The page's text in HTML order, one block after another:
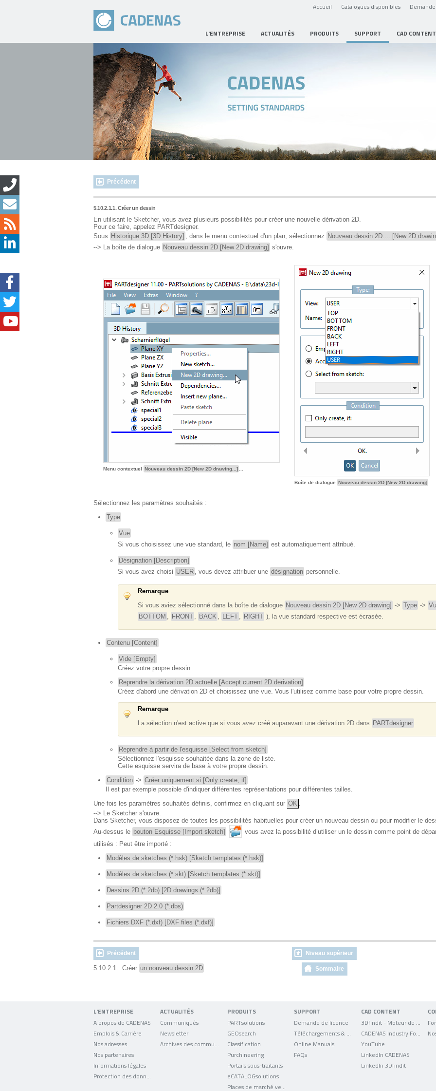
Accueil Catalogues disponibles
L'ENTREPRISE ACTUALITÉS PRODUITS SUPPORT CAD CONTENT
Précédent
5.10.2.1.1. Créer un dessin
En utilisant le Sketcher, vous avez plusieurs possibilités pour créer une nouvelle dérivation 2D.
Pour ce faire, appelez PARTdesigner.
Sous Historique 3D [3D History] , dans le menu contextuel d'un plan, sélectionnez Nouveau dessin 2D.... [New 2D
--> La boîte de dialogue Nouveau dessin 2D [New 2D drawing] s'ouvre.
Menu contextuel Nouveau dessin 2D [New 2D drawing...]
Boîte de dialogue Nouveau dessin 2D [New 2D drawing]
Sélectionnez les paramètres souhaités :
Type
Vue
Si vous choisissez une vue standard, le nom [Name] est automatiquement attribué.
Désignation [Description]
Si vous avez choisi USER , vous devez attribuer une désignation personnelle.
Remarque
Si vous aviez sélectionné dans la boîte de dialogue Nouveau dessin 2D [New 2D drawing] -> Type ->
BOTTOM , FRONT , BACK , LEFT , RIGHT ), la vue standard respective est écrasée.
Contenu [Content]
Vide [Empty]
Créez votre propre dessin
Reprendre la dérivation 2D actuelle [Accept current 2D derivation]
Créez d'abord une dérivation 2D et choisissez une vue. Vous l'utilisez comme base pour votre propre dessin.
Remarque
La sélection n'est active que si vous avez créé auparavant une dérivation 2D dans PARTdesigner .
Reprendre à partir de l'esquisse [Select from sketch]
Sélectionnez l'esquisse souhaitée dans la zone de liste.
Cette esquisse servira de base à votre propre dessin.
Condition -> Créer uniquement si [Only create, if]
Il est par exemple possible d'indiquer différentes représentations pour différentes tailles.
Une fois les paramètres souhaités définis, confirmez en cliquant sur OK .
--> Le Sketcher s'ouvre.
Dans Sketcher, vous disposez de toutes les possibilités habituelles pour créer un nouveau dessin ou pour modifier le
Au-dessus le bouton Esquisse [Import sketch]
vous avez la possibilité d’utiliser un le dessin comme point de
utilisés : Peut être importé :
Modèles de sketches (*.hsk) [Sketch templates (*.hsk)]
Modèles de sketches (*.skt) [Sketch templates (*.skt)]
Dessins 2D (*.2db) [2D drawings (*.2db)]
Partdesigner 2D 2.0 (*.dbs)
Fichiers DXF (*.dxf) [DXF files (*.dxf)]
Précédent Niveau supérieur
5.10.2.1. Créer un nouveau dessin 2D Sommaire
L'ENTREPRISE
A propos de CADENAS
Emplois & Carrière
Nos adresses
Nos partenaires
Informations légales
ACTUALITÉS
Communiqués
Newsletter
PRODUITS
PARTsolutions
GEOsearch
Classification
Purchineering
Portails sous-traitants
eCATALOGsolutions
SUPPORT
Demande de licence
Online Manuals
FAQs
CAD CONTENT
YouTube
LinkedIn CADENAS
LinkedIn 3Dfindit